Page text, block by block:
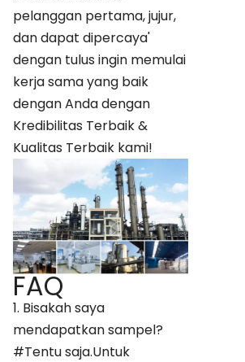
pelanggan pertama, jujur,
dan dapat dipercaya'
dengan tulus ingin memulai
kerja sama yang baik
dengan Anda dengan
Kredibilitas Terbaik &
Kualitas Terbaik kami!
FAQ
1. Bisakah saya
mendapatkan sampel?
#Tentu saja.Untuk